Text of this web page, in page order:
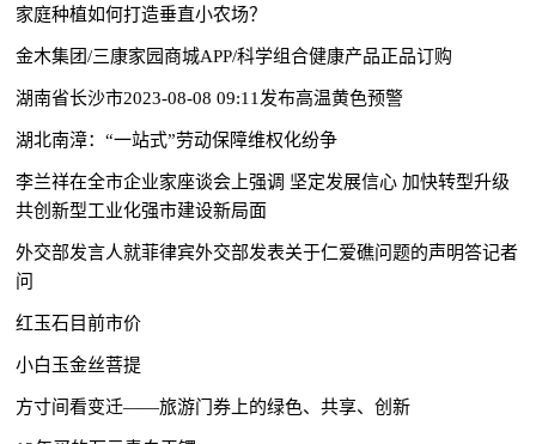
家庭种植如何打造垂直小农场？
金木集团/三康家园商城APP/科学组合健康产品正品订购
湖南省长沙市2023-08-08 09:11发布高温黄色预警
湖北南漳：“一站式”劳动保障维权化纷争
李兰祥在全市企业家座谈会上强调 坚定发展信心 加快转型升级
共创新型工业化强市建设新局面
外交部发言人就菲律宾外交部发表关于仁爱礁问题的声明答记者
问
红玉石目前市价
小白玉金丝菩提
方寸间看变迁——旅游门券上的绿色、共享、创新